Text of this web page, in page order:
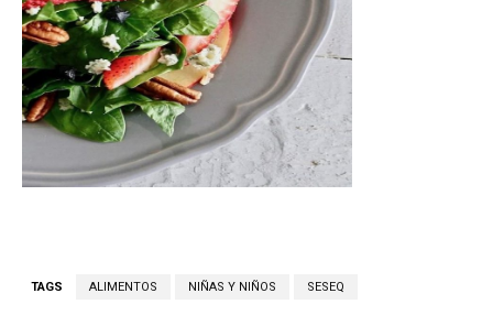
TAGS ALIMENTOS NIÑAS Y NIÑOS SESEQ